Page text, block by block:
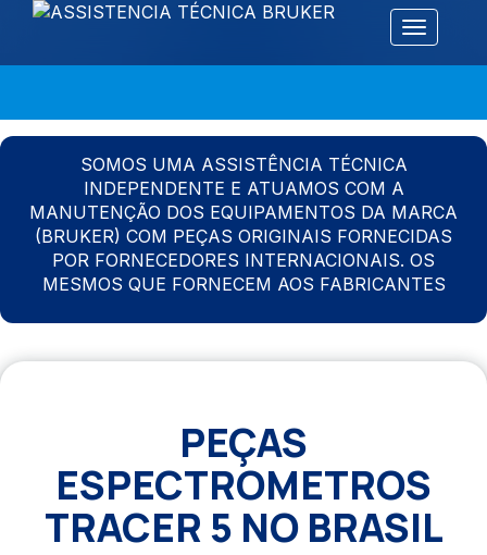
Alternar
SOMOS UMA ASSISTÊNCIA TÉCNICA
INDEPENDENTE E ATUAMOS COM A
MANUTENÇÃO DOS EQUIPAMENTOS DA MARCA
(BRUKER) COM PEÇAS ORIGINAIS FORNECIDAS
POR FORNECEDORES INTERNACIONAIS. OS
MESMOS QUE FORNECEM AOS FABRICANTES
PEÇAS
ESPECTROMETROS
TRACER 5 NO BRASIL